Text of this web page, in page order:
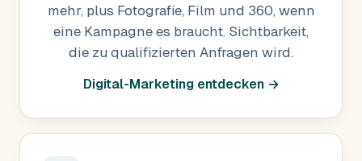
mehr, plus Fotografie, Film und 360, wenn
eine Kampagne es braucht. Sichtbarkeit,
die zu qualifizierten Anfragen wird.
Digital-Marketing entdecken →